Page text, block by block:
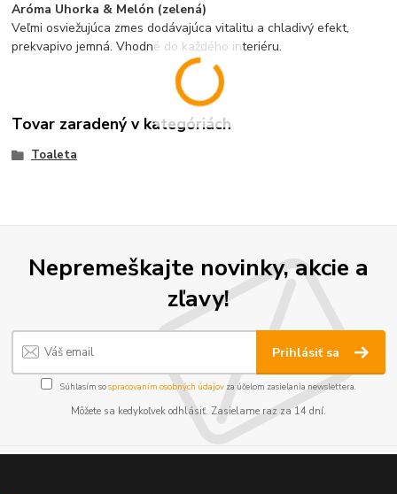
Aróma Uhorka & Melón (zelená)
Veľmi osviežujúca zmes dodávajúca vitalitu a chladivý efekt,
prekvapivo jemná. Vhodné do každého interiéru.
Tovar zaradený v kategóriách
Toaleta
Nepremeškajte novinky, akcie a
zľavy!
Prihlásiť sa
Súhlasím sospracovaním osobných údajov za účelom zasielania newslettera.
Môžete sa kedykoľvek odhlásiť. Zasielame raz za 14 dní.